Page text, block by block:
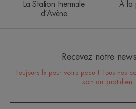
La Station thermale
d’Avène
À la
Recevez notre
Toujours là pour votre peau ! Tous nos
soin au quotidien.